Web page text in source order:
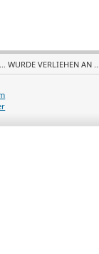
... WURDE VERLIEHEN AN